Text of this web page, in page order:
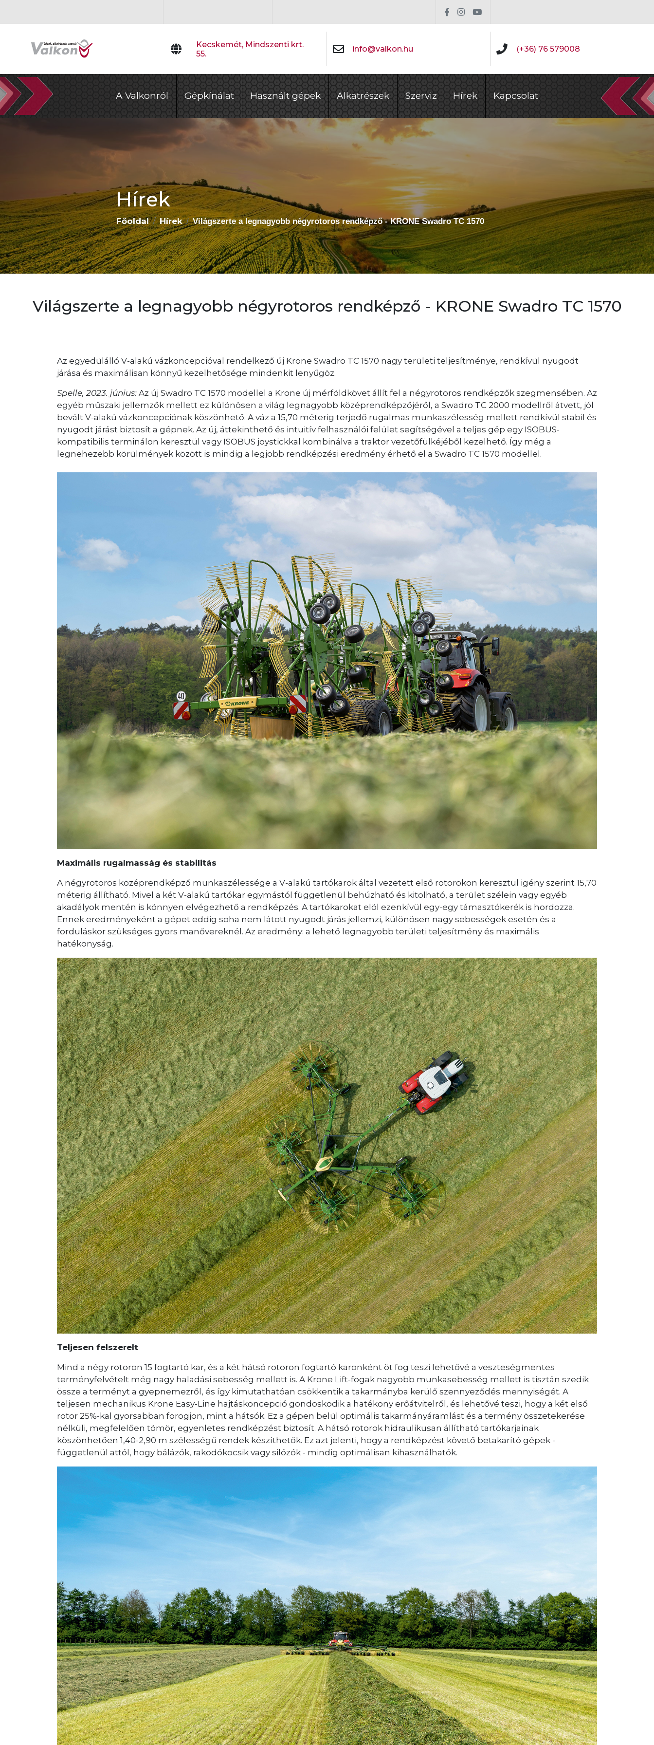
Kecskemét, Mindszenti krt.
55.
info@valkon.hu (+36) 76 579008
A Valkonról Gépkínálat Használt gépek Alkatrészek Szerviz Hírek Kapcsolat
Hírek
Főoldal Hírek Világszerte a legnagyobb négyrotoros rendképző - KRONE Swadro TC 1570
Világszerte a legnagyobb négyrotoros rendképző - KRONE Swadro TC 1570
Az egyedülálló V-alakú vázkoncepcióval rendelkező új Krone Swadro TC 1570 nagy területi teljesítménye, rendkívül nyugodt
járása és maximálisan könnyű kezelhetősége mindenkit lenyűgöz.
Spelle, 2023. június: Az új Swadro TC 1570 modellel a Krone új mérföldkövet állít fel a négyrotoros rendképzők szegmensében. Az
egyéb műszaki jellemzők mellett ez különösen a világ legnagyobb középrendképzőjéről, a Swadro TC 2000 modellről átvett, jól
bevált V-alakú vázkoncepciónak köszönhető. A váz a 15,70 méterig terjedő rugalmas munkaszélesség mellett rendkívül stabil és
nyugodt járást biztosít a gépnek. Az új, áttekinthető és intuitív felhasználói felület segítségével a teljes gép egy ISOBUS-
kompatibilis terminálon keresztül vagy ISOBUS joystickkal kombinálva a traktor vezetőfülkéjéből kezelhető. Így még a
legnehezebb körülmények között is mindig a legjobb rendképzési eredmény érhető el a Swadro TC 1570 modellel.
Maximális rugalmasság és stabilitás
A négyrotoros középrendképző munkaszélessége a V-alakú tartókarok által vezetett első rotorokon keresztül igény szerint 15,70
méterig állítható. Mivel a két V-alakú tartókar egymástól függetlenül behúzható és kitolható, a terület szélein vagy egyéb
akadályok mentén is könnyen elvégezhető a rendképzés. A tartókarokat elöl ezenkívül egy-egy támasztókerék is hordozza.
Ennek eredményeként a gépet eddig soha nem látott nyugodt járás jellemzi, különösen nagy sebességek esetén és a
forduláskor szükséges gyors manővereknél. Az eredmény: a lehető legnagyobb területi teljesítmény és maximális
hatékonyság.
Teljesen felszerelt
Mind a négy rotoron 15 fogtartó kar, és a két hátsó rotoron fogtartó karonként öt fog teszi lehetővé a veszteségmentes
terményfelvételt még nagy haladási sebesség mellett is. A Krone Lift-fogak nagyobb munkasebesség mellett is tisztán szedik
össze a terményt a gyepnemezről, és így kimutathatóan csökkentik a takarmányba kerülő szennyeződés mennyiségét. A
teljesen mechanikus Krone Easy-Line hajtáskoncepció gondoskodik a hatékony erőátvitelről, és lehetővé teszi, hogy a két első
rotor 25%-kal gyorsabban forogjon, mint a hátsók. Ez a gépen belül optimális takarmányáramlást és a termény összetekerése
nélküli, megfelelően tömör, egyenletes rendképzést biztosít. A hátsó rotorok hidraulikusan állítható tartókarjainak
köszönhetően 1,40-2,90 m szélességű rendek készíthetők. Ez azt jelenti, hogy a rendképzést követő betakarító gépek -
függetlenül attól, hogy bálázók, rakodókocsik vagy silózók - mindig optimálisan kihasználhatók.